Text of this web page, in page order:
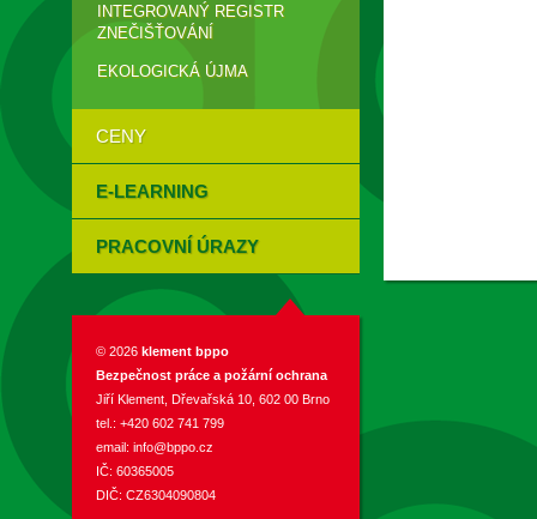
INTEGROVANÝ REGISTR
ZNEČIŠŤOVÁNÍ
EKOLOGICKÁ ÚJMA
CENY
E-LEARNING
PRACOVNÍ ÚRAZY
© 2026 klement bppo
Bezpečnost práce a požární ochrana
Jiří Klement, Dřevařská 10, 602 00 Brno
tel.: +420 602 741 799
email: info@bppo.cz
IČ: 60365005
DIČ: CZ6304090804